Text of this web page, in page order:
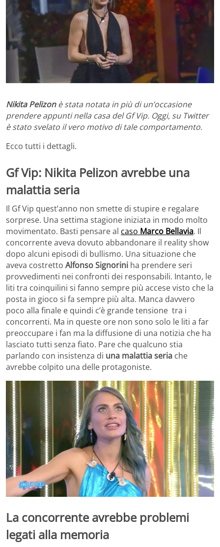
Nikita Pelizonè stata notata in più di un’occasione
prendere appunti nella casa del Gf Vip. Oggi, su Twitter
è stato svelato il vero motivo di tale comportamento.
Ecco tutti i dettagli.
Gf Vip: Nikita Pelizon avrebbe una
malattia seria
Il Gf Vip quest’anno non smette di stupire e regalare
sorprese. Una settima stagione iniziata in modo molto
movimentato. Basti pensare al caso Marco Bellavia. Il
concorrente aveva dovuto abbandonare il reality show
dopo alcuni episodi di bullismo. Una situazione che
aveva costretto Alfonso Signorini ha prendere seri
provvedimenti nei confronti dei responsabili. Intanto, le
liti tra coinquilini si fanno sempre più accese visto che la
posta in gioco si fa sempre più alta. Manca davvero
poco alla finale e quindi c’è grande tensione tra i
concorrenti. Ma in queste ore non sono solo le liti a far
preoccupare i fan ma la diffusione di una notizia che ha
lasciato tutti senza fiato. Pare che qualcuno stia
parlando con insistenza di una malattia seria che
avrebbe colpito una delle protagoniste.
La concorrente avrebbe problemi
legati alla memoria